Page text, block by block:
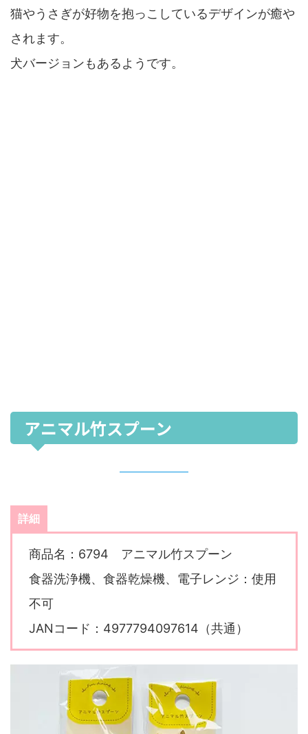
猫やうさぎが好物を抱っこしているデザインが癒や
されます。
犬バージョンもあるようです。
アニマル竹スプーン
詳細
商品名：6794 アニマル竹スプーン
食器洗浄機、食器乾燥機、電子レンジ：使用
不可
JANコード：4977794097614（共通）